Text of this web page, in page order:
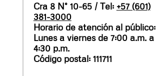
Cra 8 N° 10-65 / Tel: +57 (601)
381-3000
Horario de atención al público:
Lunes a viernes de 7:00 a.m. a
4:30 p.m.
Código postal: 111711